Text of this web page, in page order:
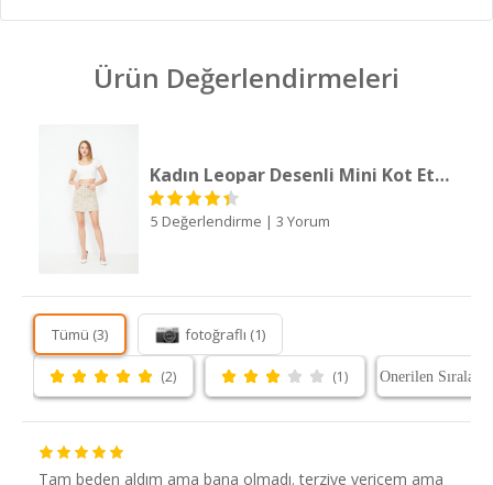
Ürün Değerlendirmeleri
Kadın Leopar Desenli Mini Kot Etek
5 Değerlendirme | 3 Yorum
Tümü (3) fotoğraflı (1)
(2) (1)
Tam beden aldım ama bana olmadı. terziye vericem ama